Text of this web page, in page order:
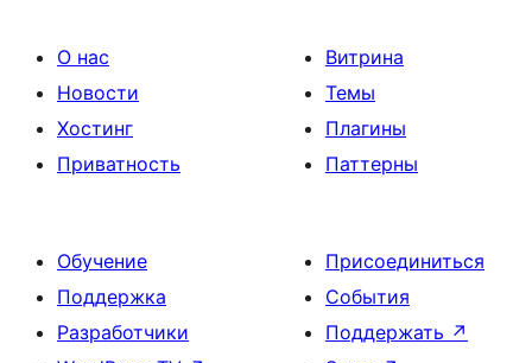
О нас
Новости
Хостинг
Приватность
Витрина
Темы
Плагины
Паттерны
Обучение
Поддержка
Разработчики
Присоединиться
События
Поддержать ↗